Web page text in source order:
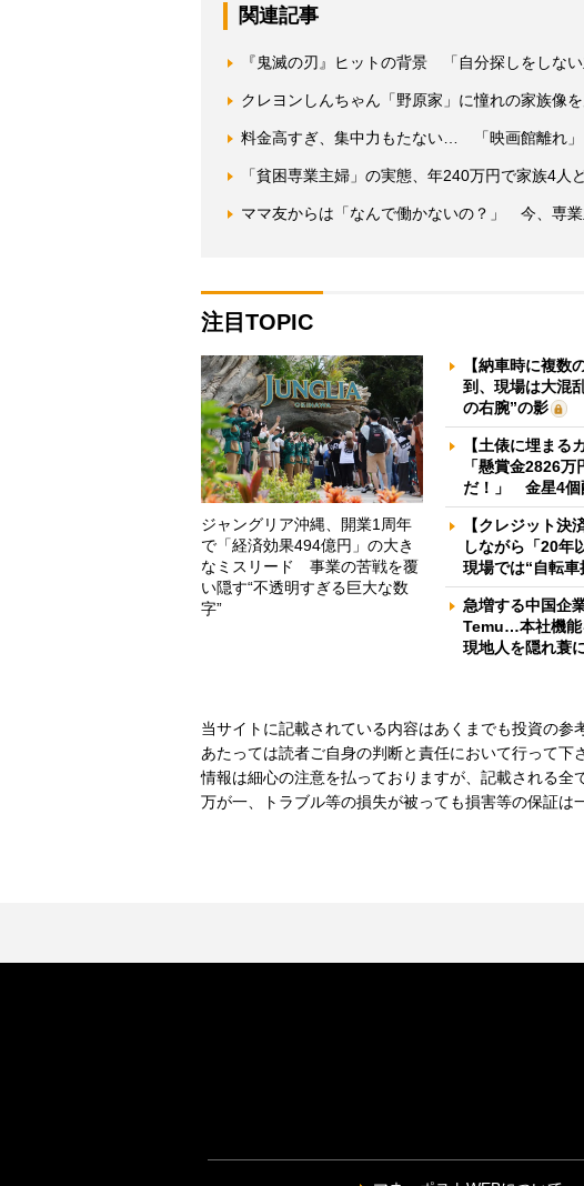
関連記事
『鬼滅の刃』ヒットの背景 「自分探しをしな
クレヨンしんちゃん「野原家」に憧れの家族像
料金高すぎ、集中力もたない… 「映画館離れ」
「貧困専業主婦」の実態、年240万円で家族4人
ママ友からは「なんで働かないの？」 今、専
注目TOPIC
ジャングリア沖縄、開業1周年
で「経済効果494億円」の大き
なミスリード 事業の苦戦を覆
い隠す“不透明すぎる巨大な数
字”
【納車時に複数
到、現場は大混
の右腕”の影
【土俵に埋まる
「懸賞金2826
だ！」 金星4個
【クレジット決
しながら「20
現場では“自転
急増する中国企
Temu…本社機能
現地人を隠れ蓑
当サイトに記載されている内容はあくまでも投資の
あたっては読者ご自身の判断と責任において行って
情報は細心の注意を払っておりますが、記載される全
万が一、トラブル等の損失が被っても損害等の保証は